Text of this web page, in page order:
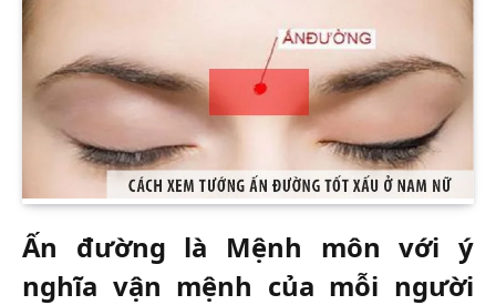
Ấn đường là Mệnh môn với ý
nghĩa vận mệnh của mỗi người